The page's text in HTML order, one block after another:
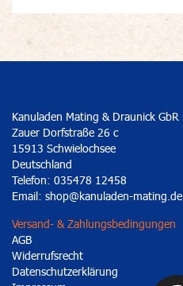
Kanuladen Mating & Draunick GbR
Zauer Dorfstraße 26 c
15913 Schwielochsee
Deutschland
Telefon: 035478 12458
Email: shop@kanuladen-mating.de
Versand- & Zahlungsbedingungen
AGB
Widerrufsrecht
Datenschutzerklärung